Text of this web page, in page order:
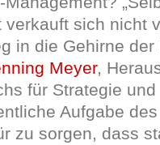
verkauft sich nicht
in die Gehirne
Meyer,
für Strategie
Aufgabe
zu sorgen, dass